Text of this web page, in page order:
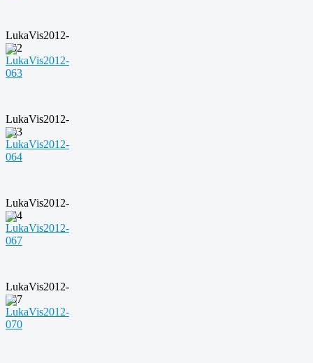
LukaVis2012-
062
LukaVis2012-
063
LukaVis2012-
064
LukaVis2012-
067